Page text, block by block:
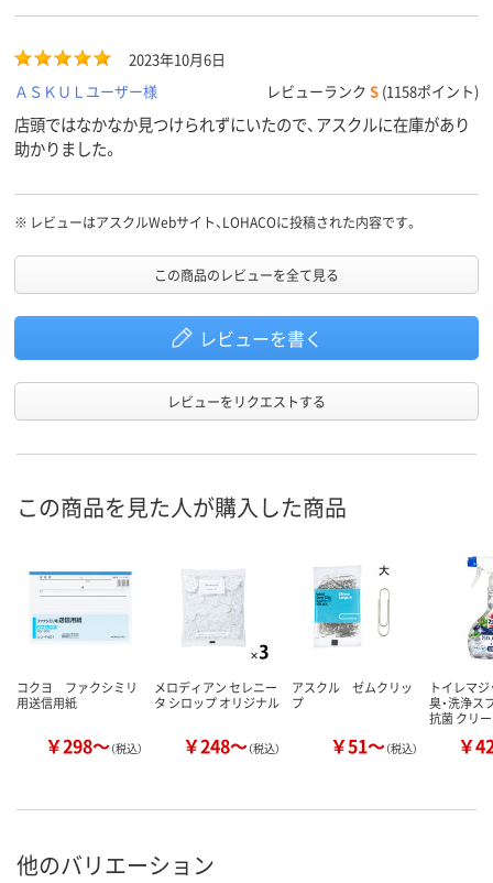
2023年10月6日
ＡＳＫＵＬユーザー様
レビューランク S (1158ポイント)
店頭ではなかなか見つけられずにいたので、アスクルに在庫があり
助かりました。
※ レビューはアスクルWebサイト、LOHACOに投稿された内容です。
この商品のレビューを全て見る
レビューを書く
レビューをリクエストする
この商品を見た人が購入した商品
コクヨ ファクシミリ
用送信用紙
￥298～（税込）
メロディアン セレニー
タ シロップ オリジナル
￥248～（税込）
アスクル ゼムクリッ
プ
￥51～（税込）
トイレマ
臭・洗浄ス
抗菌 クリ
￥
他のバリエーション